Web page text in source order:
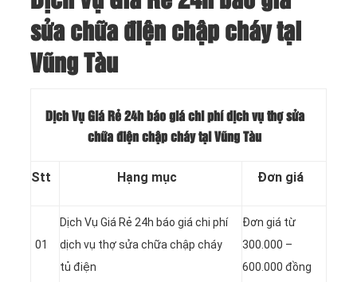
sửa chữa điện chập cháy tại
Vũng Tàu
Dịch Vụ Giá Rẻ 24h báo giá chi phí dịch vụ thợ sửa
chữa điện chập cháy tại Vũng Tàu
Stt Hạng mục Đơn giá
01
Dịch Vụ Giá Rẻ 24h báo giá chi phí
dịch vụ thợ sửa chữa chập cháy
tủ điện
Đơn giá từ
300.000 –
600.000 đồng